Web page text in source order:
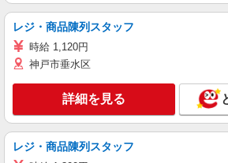
レジ・商品陳列スタッフ
時給 1,120円
神戸市垂水区
詳細を見る
レジ・商品陳列スタッフ